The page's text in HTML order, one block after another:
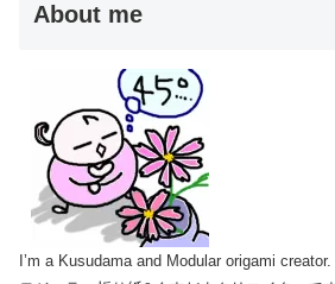
About me
I’m a Kusudama and Modular origami creator.